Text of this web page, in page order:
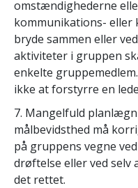
omstændighederne
kommunikations-
bryde sammen eller
aktiviteter i gruppen
enkelte
ikke at forstyrre en
7. Mangelfuld
målbevidsthed må
på gruppens vegne
drøftelse eller ved selv
det rettet.